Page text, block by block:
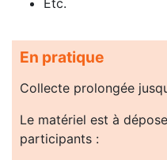
Etc.
En pratique
Collecte prolongée
Le matériel est à
participants :